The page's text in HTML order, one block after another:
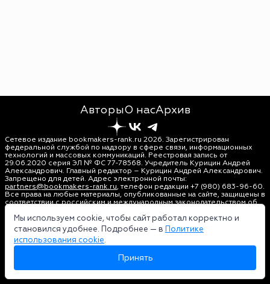
Мы используем cookie, чтобы сайт работал корректно и
становился удобнее. Подробнее — в Политике
использования cookie.
Принять
АвторыО насАрхив
Сетевое издание bookmakers-rank.ru 2026. Зарегистрирован
федеральной службой по надзору в сфере связи, информационных
технологий и массовых коммуникаций. Реестровая запись от
29.06.2020 серия ЭЛ № ФС 77-78568. Учредитель Курицин Андрей
Александрович. Главный редактор – Курицин Андрей Александрович.
Запрещено для детей. Адрес электронной почты:
partners@bookmakers-rank.ru, телефон редакции +7 (980) 683-96-60.
Все права на любые материалы, опубликованные на сайте, защищены в
соответствии с российским и международным законодательством об
фото, аудио и видеоматериалов возможно только с согласия
правообладателя (bookmakers-rank.ru). Персональные данные (ФЗ
152). При полном или частичном использовании материалов
bookmakers-rank.ru активная индексируемая гиперссылка на
исходный материал обязательна. Оригинал текста:
|
Политика использования cookie